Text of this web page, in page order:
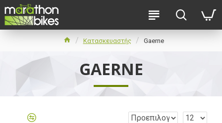
Κατασκευαστής Gaerne
GAERNE